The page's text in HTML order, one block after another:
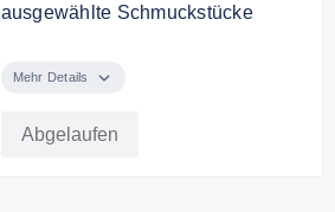
ausgewählte Schmuckstücke
Schmuckstücke im Angebot.
Mehr Details
Abgelaufen